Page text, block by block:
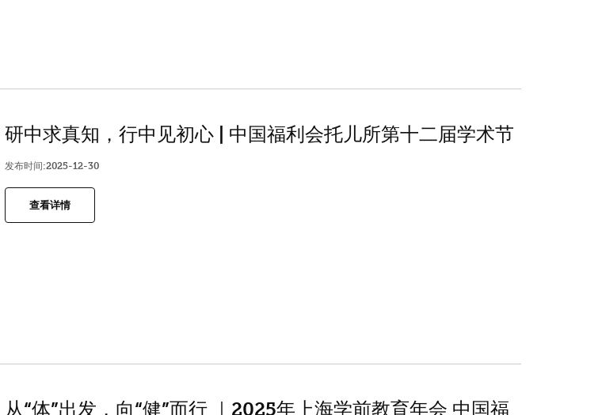
研中求真知，行中见初心 | 中国福利会托儿所第十二届学术节
发布时间:2025-12-30
查看详情
从“体”出发，向“健”而行 ｜2025年上海学前教育年会 中国福